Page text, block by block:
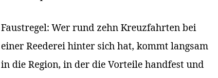
Faustregel: Wer rund zehn Kreuzfahrten bei
einer Reederei hinter sich hat, kommt langsam
in die Region, in der die Vorteile handfest und